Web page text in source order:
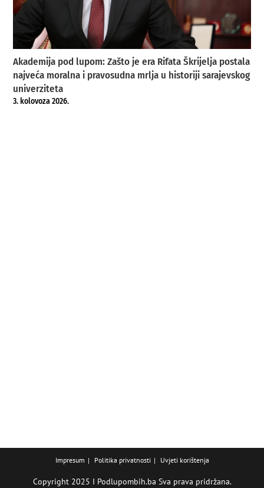
Akademija pod lupom: Zašto je era Rifata Škrijelja postala
najveća moralna i pravosudna mrlja u historiji sarajevskog
univerziteta
3. kolovoza 2026.
Impresum Politika privatnosti Uvjeti korištenja
Copyright 2025 I Podlupombih.ba Sva prava pridržana.